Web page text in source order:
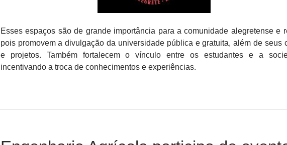
Esses espaços são de grande importância para a comunidade alegretense e
pois promovem a divulgação da universidade pública e gratuita, além de seus
e projetos. Também fortalecem o vínculo entre os estudantes e a
incentivando a troca de conhecimentos e experiências.